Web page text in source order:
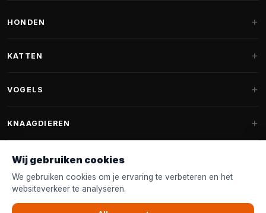
HONDEN
Fantail hondenmanden
Hondenspeelgoed
Halsband & Lijn
Shampoo & Verzorging
KATTEN
Krabpalen voor Maine Coon
Kattenmanden
VOGELS
Vogelvoer binnenvogels
Voederhuisjes
Nestkastjes & Nesting
Tuinvogelvoer
KNAAGDIEREN
Knaagdierenvoer
Accessoires
KLANTENSERVICE
Wij gebruiken cookies
We gebruiken cookies om je ervaring te verbeteren en het
websiteverkeer te analyseren.